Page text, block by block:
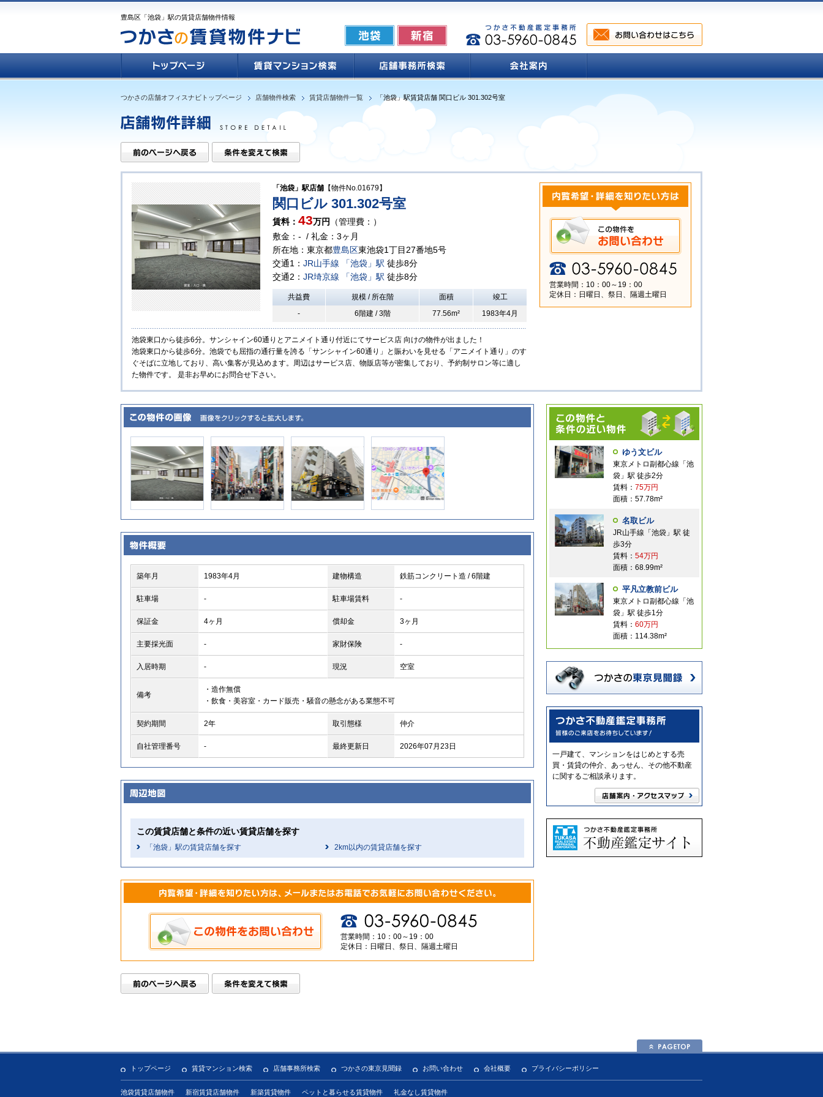
豊島区「池袋」駅の賃貸店舗物件情報
つかさの店舗オフィスナビトップページ 店舗物件検索 賃貸店舗物件一覧 「池袋」駅賃貸店舗 関口ビル 301.302号室
「池袋」駅店舗 【物件No.01679】
関口ビル 301.302号室
賃料： 43万円
（管理費：）
敷金：- / 礼金：3ヶ月
所在地：東京都豊島区東池袋1丁目27番地5号
交通1： JR山手線 「池袋」駅 徒歩8分
交通2： JR埼京線 「池袋」駅 徒歩8分
共益費 規模 / 所在階 面積
竣工
-
6階建 / 3階 77.56m² 1983年4月
池袋東口から徒歩6分。サンシャイン60通りとアニメイト通り付近にてサービス店 向けの物件が出ました！
池袋東口から徒歩6分。池袋でも屈指の通行量を誇る「サンシャイン60通り」と賑わいを見せる「アニメイト通り」のす
ぐそばに立地しており、高い集客が見込めます。周辺はサービス店、物販店等が密集しており、予約制サロン等に適し
た物件です。 是非お早めにお問合せ下さい。
営業時間：10：00～19：00
定休日：日曜日、祭日、隔週土曜日
築年月 1983年4月 建物構造 鉄筋コンクリート造 / 6階建
駐車場 - 駐車場賃料 -
保証金 4ヶ月 償却金 3ヶ月
主要採光面 - 家財保険 -
入居時期 - 現況 空室
備考
・造作無償
・飲食・美容室・カード販売・騒音の懸念がある業態不可
契約期間 2年 取引態様 仲介
自社管理番号 - 最終更新日 2026年07月23日
この賃貸店舗と条件の近い賃貸店舗を探す
「池袋」駅の賃貸店舗を探す 2km以内の賃貸店舗を探す
営業時間：10：00～19：00
定休日：日曜日、祭日、隔週土曜日
ゆう文ビル
東京メトロ副都心線「池
袋」駅 徒歩2分
賃料： 75万円
面積：57.78m²
名取ビル
JR山手線「池袋」駅 徒
歩3分
賃料： 54万円
面積：68.99m²
平凡立教前ビル
東京メトロ副都心線「池
袋」駅 徒歩1分
賃料： 60万円
面積：114.38m²
一戸建て、マンションをはじめとする売
買・賃貸の仲介、あっせん、その他不動産
に関するご相談承ります。
トップページ 賃貸マンション検索 店舗事務所検索 つかさの東京見聞録 お問い合わせ 会社概要 プライバシーポリシー
池袋賃貸店舗物件 新宿賃貸店舗物件 新築賃貸物件 ペットと暮らせる賃貸物件 礼金なし賃貸物件